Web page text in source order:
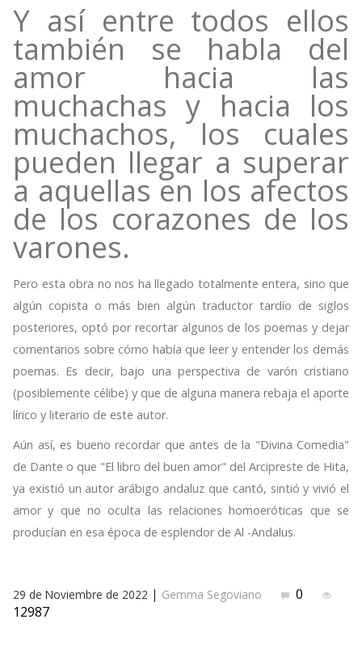
Y así entre todos ellos
también se habla del
amor hacia las
muchachas y hacia los
muchachos, los cuales
pueden llegar a superar
a aquellas en los afectos
de los corazones de los
varones.
Pero esta obra no nos ha llegado totalmente entera, sino que
algún copista o más bien algún traductor tardío de siglos
posteriores, optó por recortar algunos de los poemas y dejar
comentarios sobre cómo había que leer y entender los demás
poemas. Es decir, bajo una perspectiva de varón cristiano
(posiblemente célibe) y que de alguna manera rebaja el aporte
lírico y literario de este autor.
Aún así, es bueno recordar que antes de la "Divina Comedia"
de Dante o que "El libro del buen amor" del Arcipreste de Hita,
ya existió un autor arábigo andaluz que cantó, sintió y vivió el
amor y que no oculta las relaciones homoeróticas que se
producían en esa época de esplendor de Al -Andalus.
29 de Noviembre de 2022 | Gemma Segoviano
0
12987